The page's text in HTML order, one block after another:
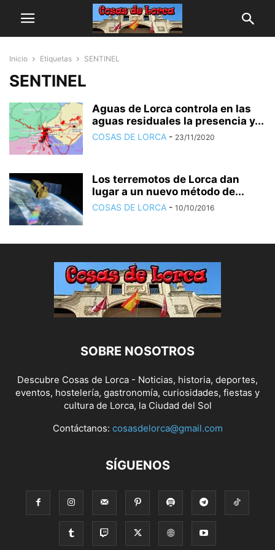
Inicio Etiquetas SENTINEL
SENTINEL
Aguas de Lorca controla en las
aguas residuales la presencia y...
COSAS DE LORCA - 23/11/2020
Los terremotos de Lorca dan
lugar a un nuevo método de...
COSAS DE LORCA - 10/10/2016
SOBRE NOSOTROS
Descubre Cosas de Lorca - Noticias, historia, deportes,
eventos, hostelería, gastronomía, curiosidades, fiestas y
cultura de Lorca, la Ciudad del Sol
Contáctanos: cosasdelorca@gmail.com
SÍGUENOS